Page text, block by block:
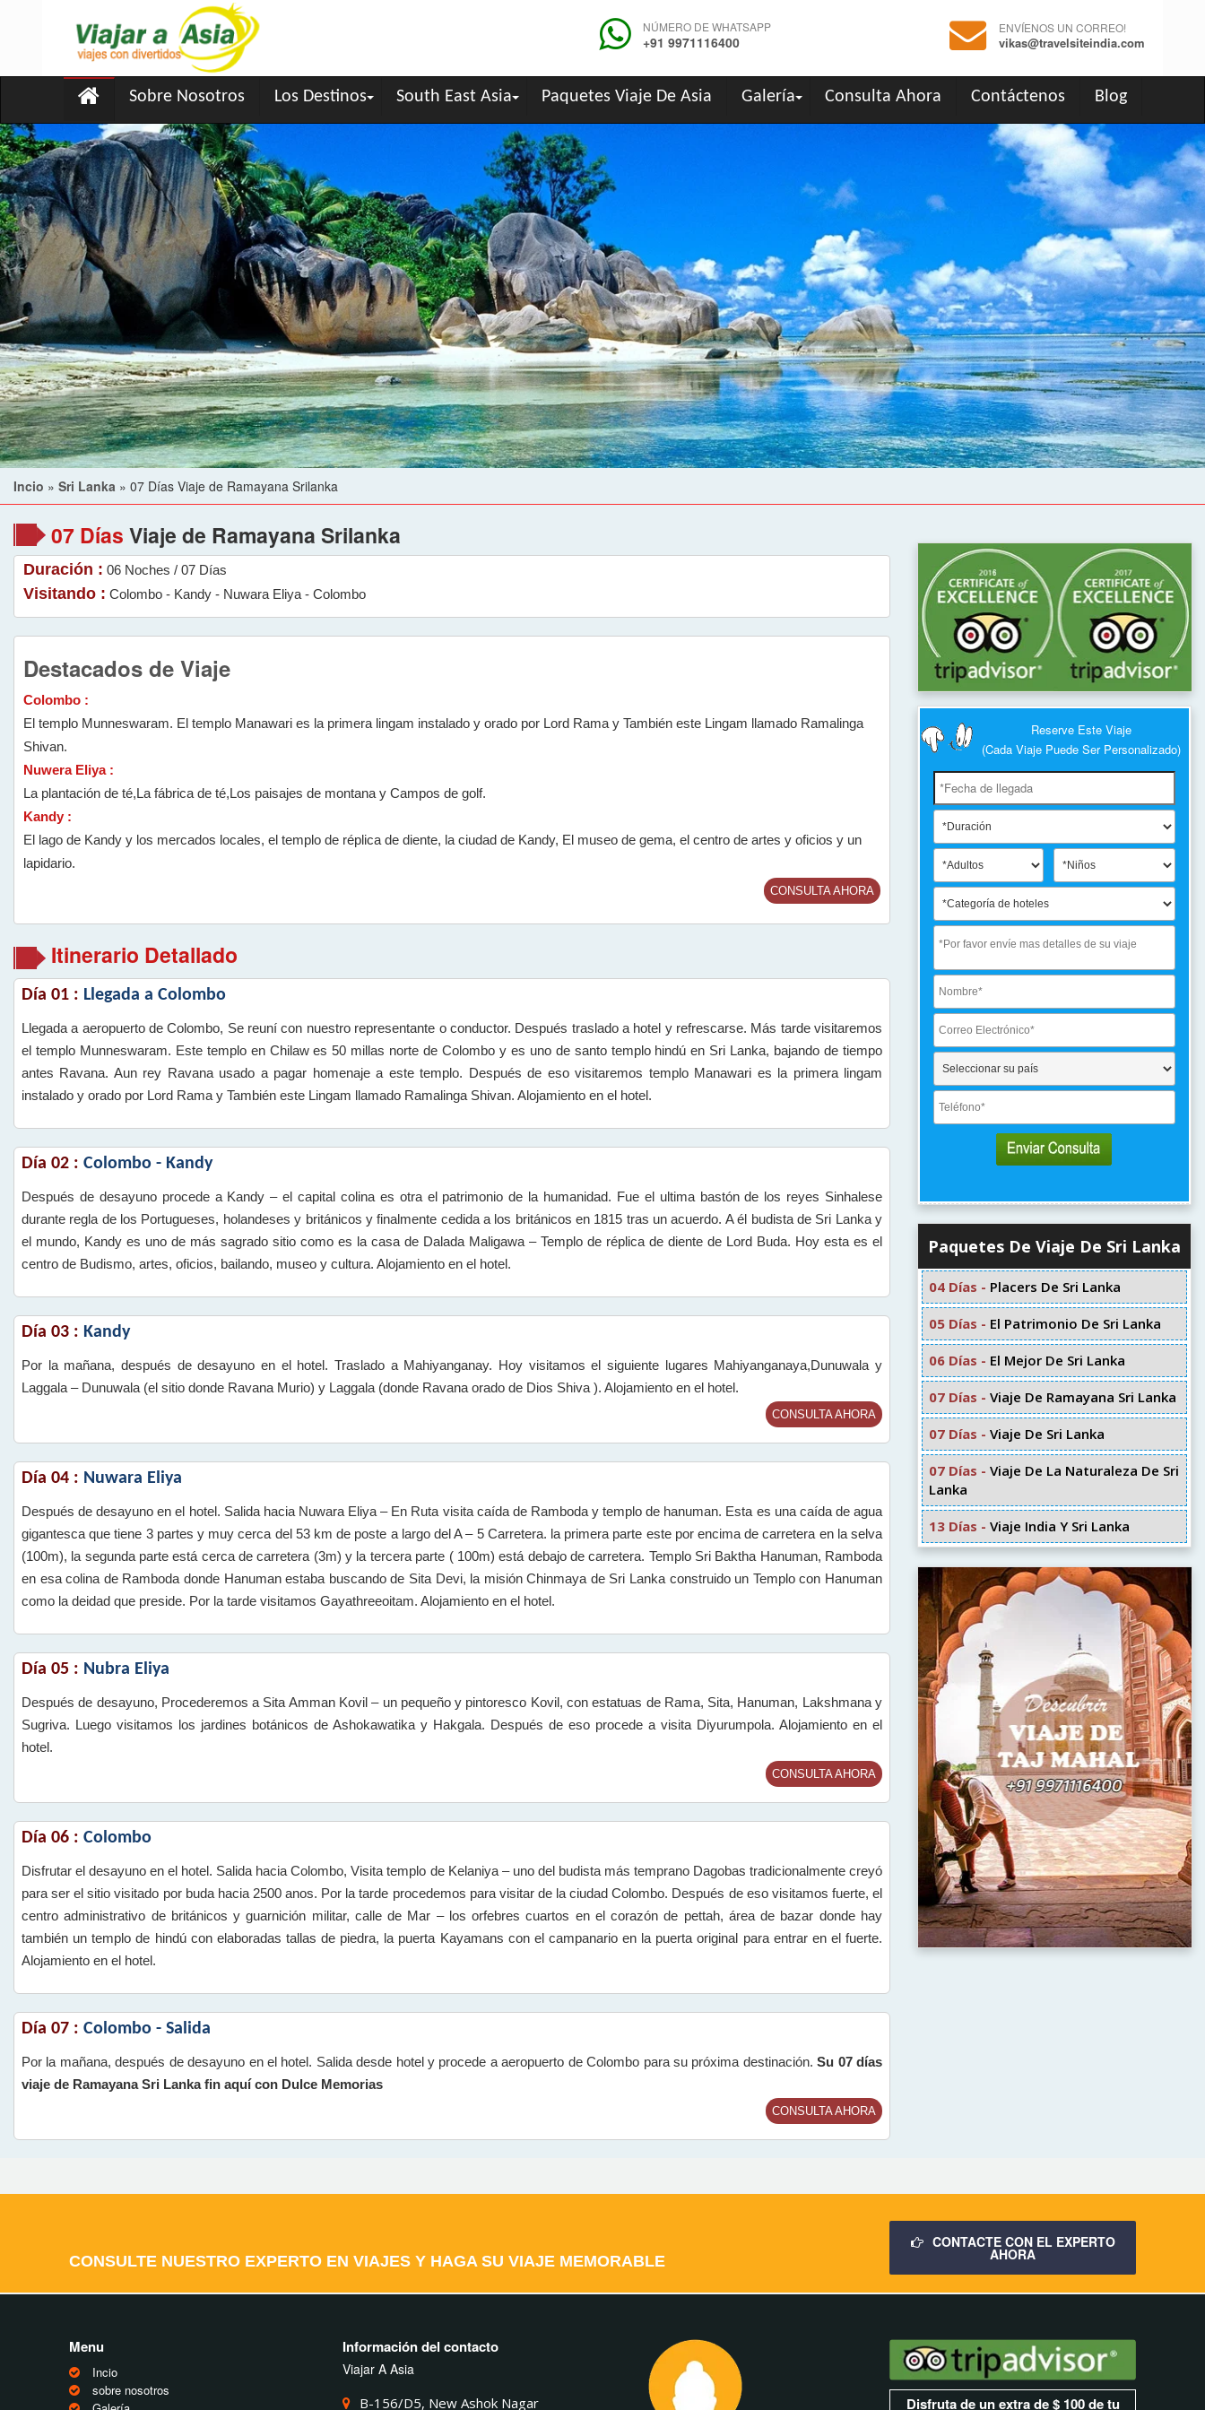
NÚMERO DE WHATSAPP
+91 9971116400
ENVÍENOS UN CORREO!
vikas@travelsiteindia.com
Sobre Nosotros Los Destinos South East Asia Paquetes Viaje De Asia Galería Consulta Ahora Contáctenos Blog
Incio » Sri Lanka » 07 Días Viaje de Ramayana Srilanka
07 Días Viaje de Ramayana Srilanka
Duración : 06 Noches / 07 Días
Visitando : Colombo - Kandy - Nuwara Eliya - Colombo
Destacados de Viaje
Colombo :
El templo Munneswaram. El templo Manawari es la primera lingam instalado y orado por Lord Rama y También este Lingam llamado Ramalinga
Shivan.
Nuwera Eliya :
La plantación de té,La fábrica de té,Los paisajes de montana y Campos de golf.
Kandy :
El lago de Kandy y los mercados locales, el templo de réplica de diente, la ciudad de Kandy, El museo de gema, el centro de artes y oficios y un
lapidario.
CONSULTA AHORA
Itinerario Detallado
Día 01 : Llegada a Colombo
Llegada a aeropuerto de Colombo, Se reuní con nuestro representante o conductor. Después traslado a hotel y refrescarse. Más tarde visitaremos
el templo Munneswaram. Este templo en Chilaw es 50 millas norte de Colombo y es uno de santo templo hindú en Sri Lanka, bajando de tiempo
antes Ravana. Aun rey Ravana usado a pagar homenaje a este templo. Después de eso visitaremos templo Manawari es la primera lingam
instalado y orado por Lord Rama y También este Lingam llamado Ramalinga Shivan. Alojamiento en el hotel.
Día 02 : Colombo - Kandy
Después de desayuno procede a Kandy – el capital colina es otra el patrimonio de la humanidad. Fue el ultima bastón de los reyes Sinhalese
durante regla de los Portugueses, holandeses y británicos y finalmente cedida a los británicos en 1815 tras un acuerdo. A él budista de Sri Lanka y
el mundo, Kandy es uno de más sagrado sitio como es la casa de Dalada Maligawa – Templo de réplica de diente de Lord Buda. Hoy esta es el
centro de Budismo, artes, oficios, bailando, museo y cultura. Alojamiento en el hotel.
Día 03 : Kandy
Por la mañana, después de desayuno en el hotel. Traslado a Mahiyanganay. Hoy visitamos el siguiente lugares Mahiyanganaya,Dunuwala y
Laggala – Dunuwala (el sitio donde Ravana Murio) y Laggala (donde Ravana orado de Dios Shiva ). Alojamiento en el hotel.
CONSULTA AHORA
Día 04 : Nuwara Eliya
Después de desayuno en el hotel. Salida hacia Nuwara Eliya – En Ruta visita caída de Ramboda y templo de hanuman. Esta es una caída de agua
gigantesca que tiene 3 partes y muy cerca del 53 km de poste a largo del A – 5 Carretera. la primera parte este por encima de carretera en la selva
(100m), la segunda parte está cerca de carretera (3m) y la tercera parte ( 100m) está debajo de carretera. Templo Sri Baktha Hanuman, Ramboda
en esa colina de Ramboda donde Hanuman estaba buscando de Sita Devi, la misión Chinmaya de Sri Lanka construido un Templo con Hanuman
como la deidad que preside. Por la tarde visitamos Gayathreeoitam. Alojamiento en el hotel.
Día 05 : Nubra Eliya
Después de desayuno, Procederemos a Sita Amman Kovil – un pequeño y pintoresco Kovil, con estatuas de Rama, Sita, Hanuman, Lakshmana y
Sugriva. Luego visitamos los jardines botánicos de Ashokawatika y Hakgala. Después de eso procede a visita Diyurumpola. Alojamiento en el
hotel.
CONSULTA AHORA
Día 06 : Colombo
Disfrutar el desayuno en el hotel. Salida hacia Colombo, Visita templo de Kelaniya – uno del budista más temprano Dagobas tradicionalmente creyó
para ser el sitio visitado por buda hacia 2500 anos. Por la tarde procedemos para visitar de la ciudad Colombo. Después de eso visitamos fuerte, el
centro administrativo de británicos y guarnición militar, calle de Mar – los orfebres cuartos en el corazón de pettah, área de bazar donde hay
también un templo de hindú con elaboradas tallas de piedra, la puerta Kayamans con el campanario en la puerta original para entrar en el fuerte.
Alojamiento en el hotel.
Día 07 : Colombo - Salida
Por la mañana, después de desayuno en el hotel. Salida desde hotel y procede a aeropuerto de Colombo para su próxima destinación.Su 07 días
viaje de Ramayana Sri Lanka fin aquí con Dulce Memorias
CONSULTA AHORA
Reserve Este Viaje
(Cada Viaje Puede Ser Personalizado)
Paquetes De Viaje De Sri Lanka
04 Días - Placers De Sri Lanka
05 Días - El Patrimonio De Sri Lanka
06 Días - El Mejor De Sri Lanka
07 Días - Viaje De Ramayana Sri Lanka
07 Días - Viaje De Sri Lanka
07 Días - Viaje De La Naturaleza De Sri
Lanka
13 Días - Viaje India Y Sri Lanka
CONSULTE NUESTRO EXPERTO EN VIAJES Y HAGA SU VIAJE MEMORABLE
CONTACTE CON EL EXPERTO
AHORA
Menu
Incio
sobre nosotros
Información del contacto
Viajar A Asia
B-156/D5, New Ashok Nagar
Disfruta de un extra de $ 100 de tu